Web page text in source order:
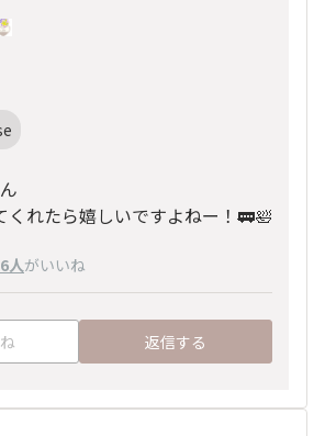
くれたら嬉しいですよねー！🚃🛀
人がいいね
返信する